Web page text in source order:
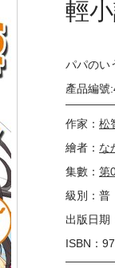
輕
パパのい
產品編號
作家： 松
繪者： な
集數： 第
級別：普
出版日期
ISBN：